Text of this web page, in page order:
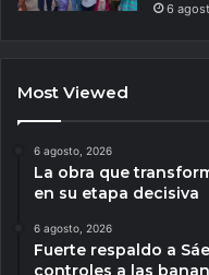
6
Most Viewed
6 agosto, 2026
La obra que
en su etapa decisiva
6 agosto, 2026
Fuerte respaldo a